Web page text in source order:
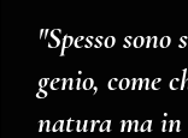
"Spesso
genio, come
natura ma